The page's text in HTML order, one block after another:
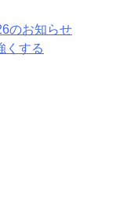
のお知らせ
くする